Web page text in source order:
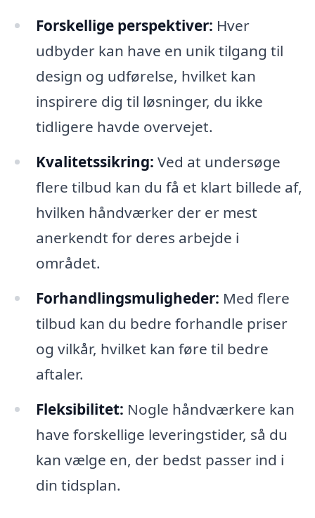
Forskellige perspektiver: Hver
udbyder kan have en unik tilgang til
design og udførelse, hvilket kan
inspirere dig til løsninger, du ikke
tidligere havde overvejet.
Kvalitetssikring: Ved at undersøge
flere tilbud kan du få et klart billede af,
hvilken håndværker der er mest
anerkendt for deres arbejde i
området.
Forhandlingsmuligheder: Med flere
tilbud kan du bedre forhandle priser
og vilkår, hvilket kan føre til bedre
aftaler.
Fleksibilitet: Nogle håndværkere kan
have forskellige leveringstider, så du
kan vælge en, der bedst passer ind i
din tidsplan.